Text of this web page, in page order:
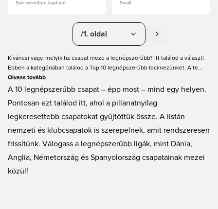
Sok méretben kapható Small
/1. oldal
Kíváncsi vagy, melyik tíz csapat meze a legnépszerűbb? Itt találod a választ!
Ebben a kategóriában találod a Top 10 legnépszerűbb focimezünket. A te
csapatod is a tíz legnépszerűbb között van? Vásárold meg új focimezedet a
Unisportnál, és kérj rá nevet és számot is a hátára. Ne feledd, hogy egyes
Unisportnál mindig jó áron vásárolhatsz, gyors szállítással. A legnagyobb és
legjobb focis bolt vagyunk!
Olvass tovább
A 10 legnépszerűbb csapat – épp most – mind egy helyen.
Pontosan ezt találod itt, ahol a pillanatnyilag
legkeresettebb csapatokat gyűjtöttük össze. A listán
nemzeti és klubcsapatok is szerepelnek, amit rendszeresen
frissítünk. Válogass a legnépszerűbb ligák, mint Dánia,
Anglia, Németország és Spanyolország csapatainak mezei
közül!